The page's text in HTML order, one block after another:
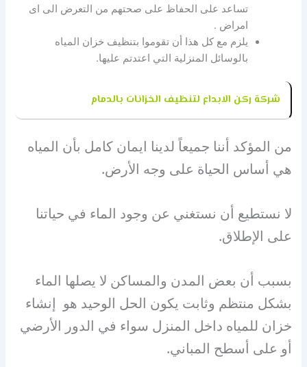
تساعد على الحفاظ على صحتهم من التعرض الى اى
امراض .
يلزم مع كل هذا أن تقوموا بتنظيف خزان المياه
بالوسائل المنزلية التي اعتدتم عليها.
شركة ركن الابداع لتنظيف الخزانات بالدمام
من المؤكد أننا جميعاً لدينا ايمان كامل بأن المياه
هي أساس الحياة على وجه الأرض.
لا نستطيع أن نستغني عن وجود الماء في حياتنا
على الإطلاق.
بسبب أن بعض المدن والمساكن لا يصلها الماء
بشكل منتظم وثابت يكون الحل الوحيد هو إنشاء
خزان للمياه داخل المنزل سواء في الدور الأرضي
أو على أسطح المباني.